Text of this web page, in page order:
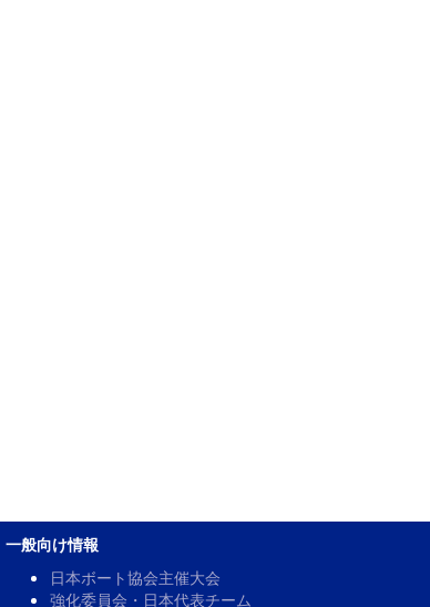
一般向け情報
日本ボート協会主催大会
強化委員会・日本代表チーム